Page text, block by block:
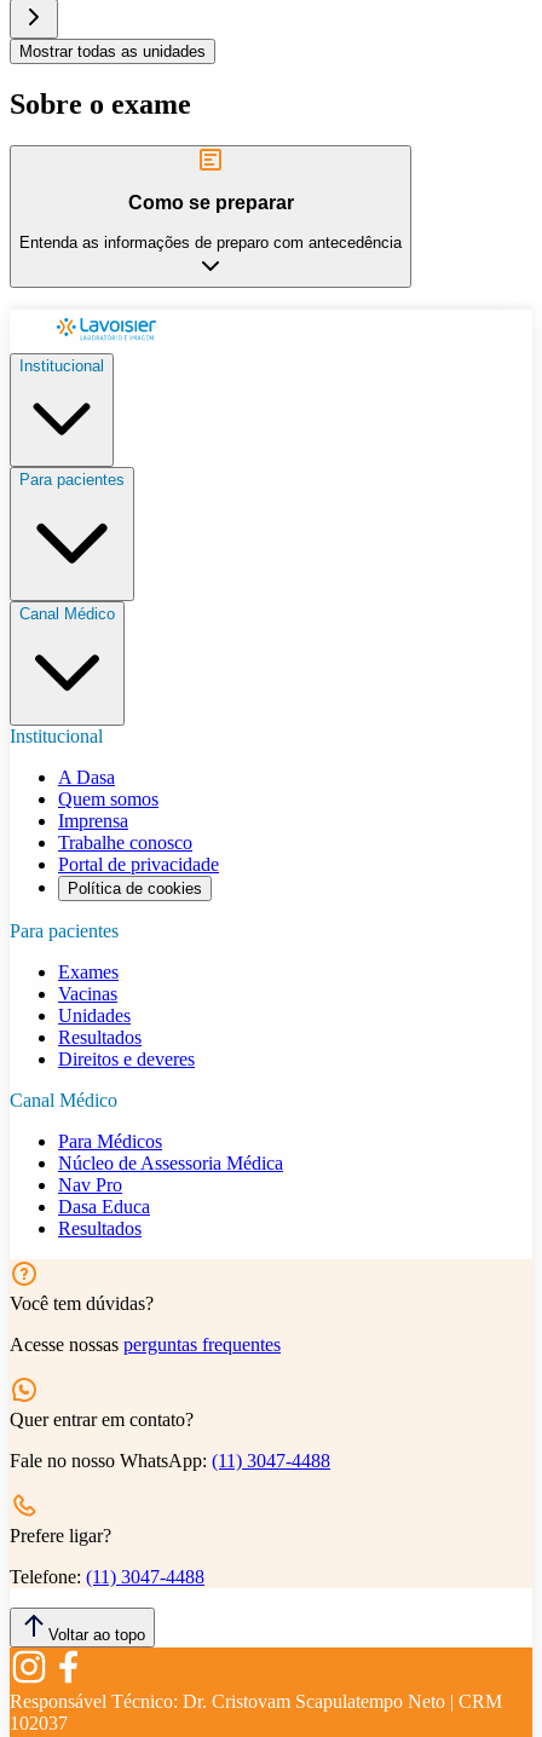
Mostrar todas as unidades
Sobre o exame
Como se preparar
Entenda as informações de preparo com antecedência
Institucional
Para pacientes
Canal Médico
Institucional
A Dasa
Quem somos
Imprensa
Trabalhe conosco
Portal de privacidade
Política de cookies
Para pacientes
Exames
Vacinas
Unidades
Resultados
Direitos e deveres
Canal Médico
Para Médicos
Núcleo de Assessoria Médica
Nav Pro
Dasa Educa
Resultados
Você tem dúvidas?
Acesse nossas perguntas frequentes
Quer entrar em contato?
Fale no nosso WhatsApp: (11) 3047-4488
Prefere ligar?
Telefone: (11) 3047-4488
Voltar ao topo
Responsável Técnico: Dr. Cristovam Scapulatempo Neto | CRM
102037